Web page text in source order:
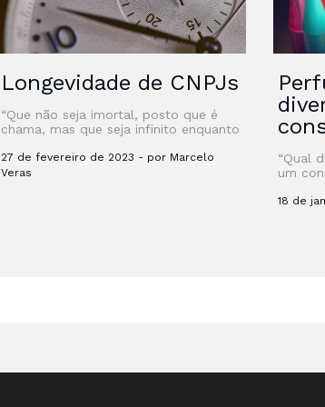
Longevidade de CNPJs
“Que não seja imortal, posto que é
chama, mas que seja infinito enquanto
de Moraes, em outubro de 1939,
escreveu o …
27 de fevereiro de 2023 - por Marcelo
Veras
“Qual
um
ainda
18 de